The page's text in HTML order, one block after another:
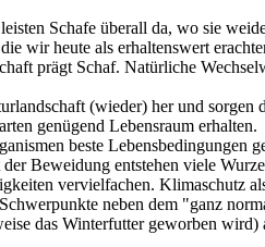
Schafe überall da, wo sie
wir heute als erhaltenswert
prägt Schaf. Natürliche
(wieder) her und sorgen
genügend Lebensraum erhalten.
beste Lebensbedingungen
Beweidung entstehen viele
vervielfachen. Klimaschutz
neben dem "ganz
das Winterfutter geworben